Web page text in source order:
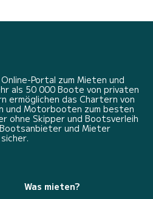
Portal zum Mieten und
als 50 000 Boote von privaten
ermöglichen das Chartern von
und Motorbooten zum besten
ohne Skipper und Bootsverleih
und Mieter
Was mieten?